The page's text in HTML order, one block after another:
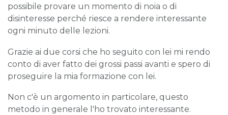
possibile provare un momento di noia o di
disinteresse perché riesce a rendere interessante
ogni minuto delle lezioni.
Grazie ai due corsi che ho seguito con lei mi rendo
conto di aver fatto dei grossi passi avanti e spero di
proseguire la mia formazione con lei.
Non c'è un argomento in particolare, questo
metodo in generale l'ho trovato interessante.